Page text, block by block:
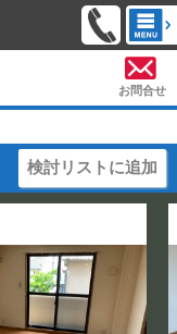
お問合せ
検討リストに追加